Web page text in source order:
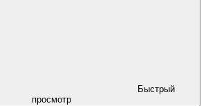
Быстрый
просмотр